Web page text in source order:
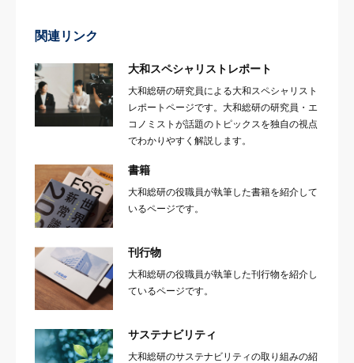
関連リンク
大和スペシャリストレポート
大和総研の研究員による大和スペシャリスト
レポートページです。大和総研の研究員・エ
コノミストが話題のトピックスを独自の視点
でわかりやすく解説します。
書籍
大和総研の役職員が執筆した書籍を紹介して
いるページです。
刊行物
大和総研の役職員が執筆した刊行物を紹介し
ているページです。
サステナビリティ
大和総研のサステナビリティの取り組みの紹